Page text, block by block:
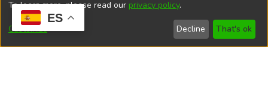
ES Soporte Técnico Bibliolatino.com
To learn more, please read our privacy policy.
Customize Decline That's ok